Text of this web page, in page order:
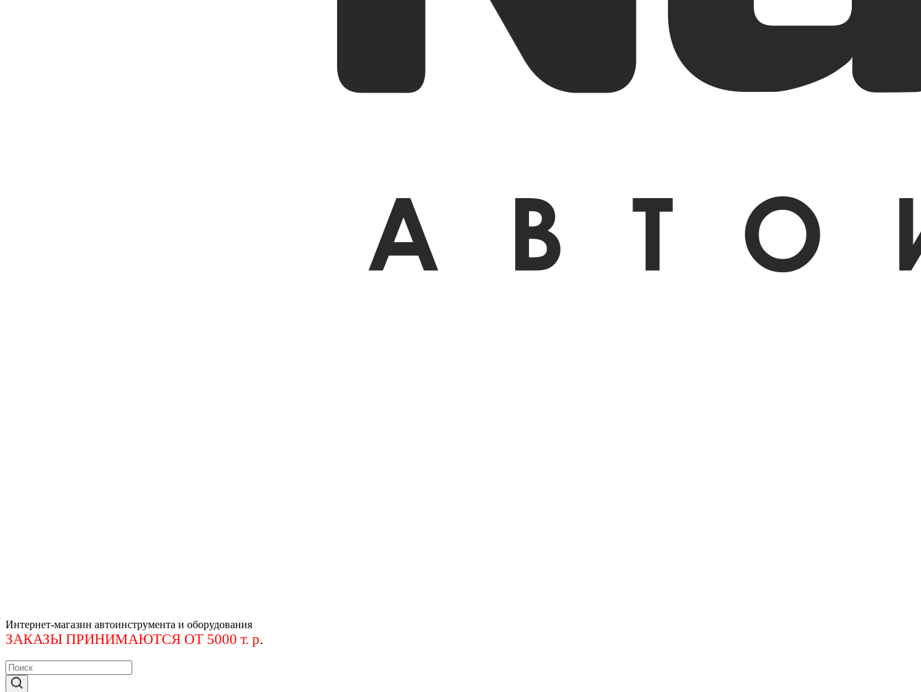
Интернет-магазин автоинструмента и оборудования
ЗАКАЗЫ ПРИНИМАЮТСЯ ОТ 5000 т. р.